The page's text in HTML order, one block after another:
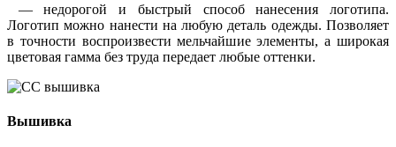
— недорогой и быстрый способ нанесения логотипа.
Логотип можно нанести на любую деталь одежды. Позволяет
в точности воспроизвести мельчайшие элементы, а широкая
цветовая гамма без труда передает любые оттенки.
Вышивка